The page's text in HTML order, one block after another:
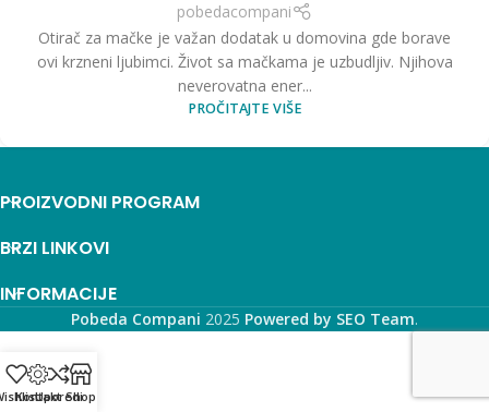
pobedacompani
Otirač za mačke je važan dodatak u domovina gde borave
ovi krzneni ljubimci. Život sa mačkama je uzbudljiv. Njihova
neverovatna ener...
PROČITAJTE VIŠE
PROIZVODNI PROGRAM
BRZI LINKOVI
INFORMACIJE
Pobeda Compani 2025 Powered by SEO Team.
Kontakt
Uporedi
Shop